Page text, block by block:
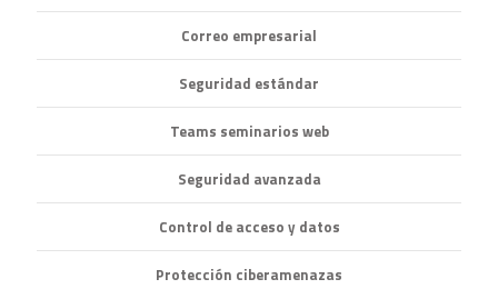
Correo empresarial
Seguridad estándar
Teams seminarios web
Seguridad avanzada
Control de acceso y datos
Protección ciberamenazas